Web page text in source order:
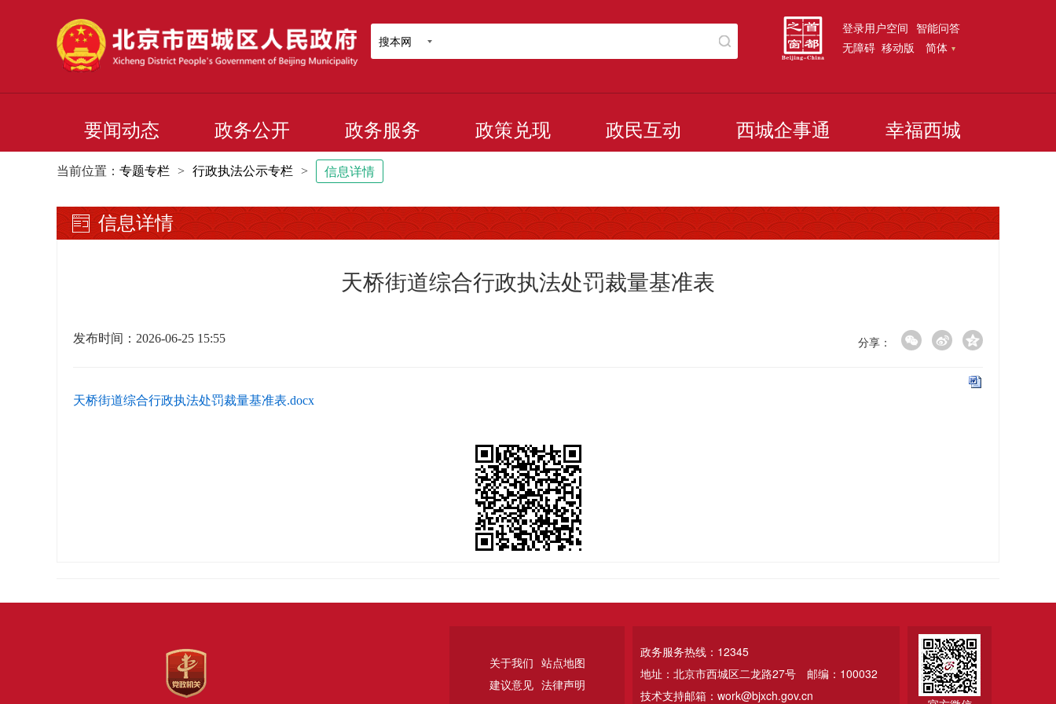
搜本网
登录用户空间 智能问答
无障碍 移动版 简体
要闻动态 政务公开 政务服务 政策兑现 政民互动 西城企事通 幸福西城
当前位置： 专题专栏 > 行政执法公示专栏 > 信息详情
信息详情
天桥街道综合行政执法处罚裁量基准表
发布时间：2026-06-25 15:55 分享：
天桥街道综合行政执法处罚裁量基准表.docx
关于我们 站点地图
建议意见 法律声明
政务服务热线：12345
地址：北京市西城区二龙路27号
邮编：100032
技术支持邮箱：work@bjxch.gov.cn